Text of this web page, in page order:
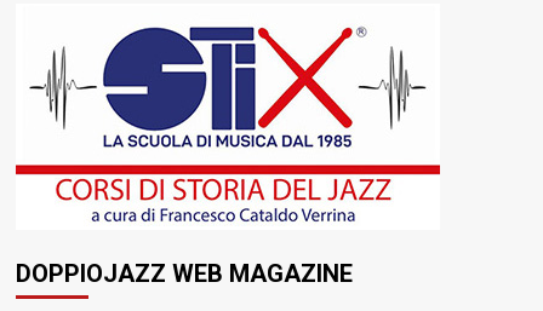
DOPPIOJAZZ WEB MAGAZINE